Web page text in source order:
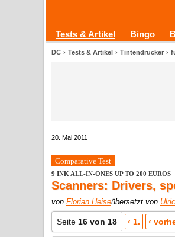
Tests & Artikel Bingo
DC Tests & Artikel Tintendrucker
20. Mai 2011
Comparative Test
9 INK ALL-IN-ONES UP TO 200 EUROS
Scanners: Drivers,
von Florian Heiseübersetzt von
Seite 16 von 18 ‹ 1. ‹